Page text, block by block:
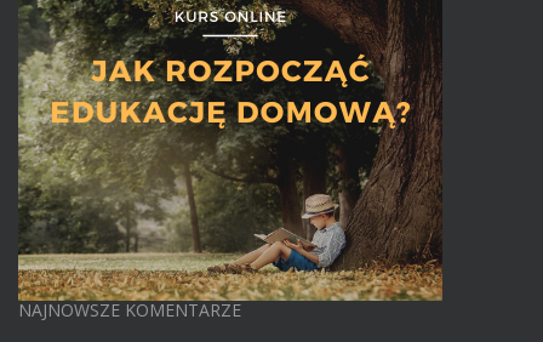
NAJNOWSZE KOMENTARZE